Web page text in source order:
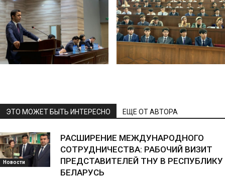
ЭТО МОЖЕТ БЫТЬ ИНТЕРЕСНО ЕЩЕ ОТ АВТОРА
Новости
РАСШИРЕНИЕ МЕЖДУНАРОДНОГО
СОТРУДНИЧЕСТВА: РАБОЧИЙ ВИЗИТ
ПРЕДСТАВИТЕЛЕЙ ТНУ В РЕСПУБЛИКУ
БЕЛАРУСЬ